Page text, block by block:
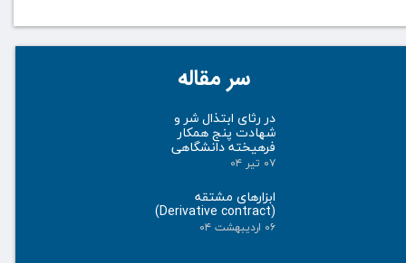
سر مقاله
در رثای ابتذال شر و
شهادت پنج همکار
فرهیخته دانشگاهی
۰۷ تیر ۰۴
ابزارهای مشتقه
(Derivative contract)
۰۶ اردیبهشت ۰۴